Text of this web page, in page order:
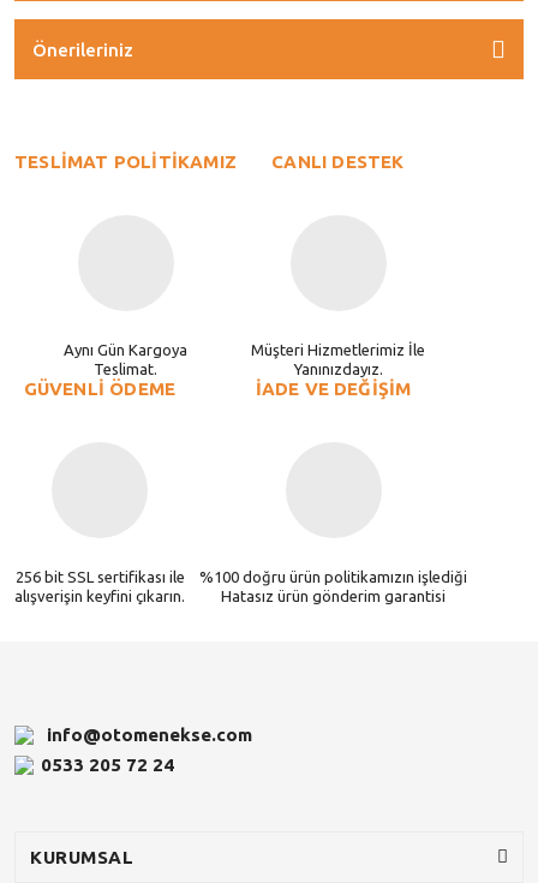
Önerileriniz
TESLİMAT POLİTİKAMIZ
Aynı Gün Kargoya
Teslimat.
CANLI DESTEK
Müşteri Hizmetlerimiz İle
Yanınızdayız.
GÜVENLİ ÖDEME
256 bit SSL sertifikası ile
alışverişin keyfini çıkarın.
İADE VE DEĞİŞİM
%100 doğru ürün politikamızın işlediği
Hatasız ürün gönderim garantisi
info@otomenekse.com
0533 205 72 24
KURUMSAL